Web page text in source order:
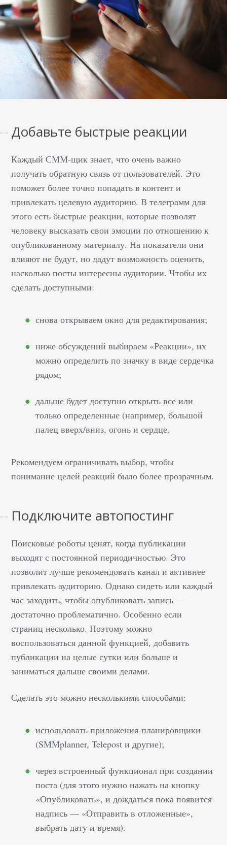
Добавьте быстрые реакции
Каждый СММ-щик знает, что очень важно
получать обратную связь от пользователей. Это
поможет более точно попадать в контент и
привлекать целевую аудиторию. В телеграмм для
этого есть быстрые реакции, которые позволят
человеку высказать свои эмоции по отношению к
опубликованному материалу. На показатели они
влияют не будут, но дадут возможность оценить,
насколько посты интересны аудитории. Чтобы их
сделать доступными:
снова открываем окно для редактирования;
ниже обсуждений выбираем «Реакции», их
можно определить по значку в виде сердечка
рядом;
дальше будет доступно открыть все или
только определенные (например, большой
палец вверх/вниз, огонь и сердце.
Рекомендуем ограничивать выбор, чтобы
понимание целей реакций было более прозрачным.
Подключите автопостинг
Поисковые роботы ценят, когда публикации
выходят с постоянной периодичностью. Это
позволит лучше рекомендовать канал и активнее
привлекать аудиторию. Однако сидеть или каждый
час заходить, чтобы опубликовать запись —
достаточно проблематично. Особенно если
страниц несколько. Поэтому можно
воспользоваться данной функцией, добавить
публикации на целые сутки или больше и
заниматься дальше своими делами.
Сделать это можно несколькими способами:
использовать приложения-планировщики
(SMMplanner, Telepost и другие);
через встроенный функционал при создании
поста (для этого нужно нажать на кнопку
«Опубликовать», и дождаться пока появится
надпись — «Отправить в отложенные»,
выбрать дату и время).